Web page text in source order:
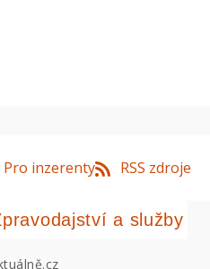
Pro inzerenty RSS zdroje
a služby